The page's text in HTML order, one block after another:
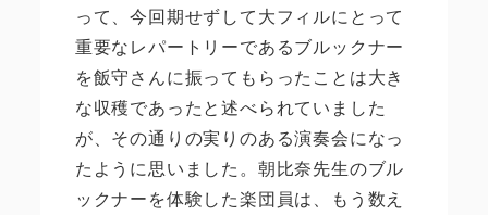
って、今回期せずして大フィルにとって
重要なレパートリーであるブルックナー
を飯守さんに振ってもらったことは大き
な収穫であったと述べられていました
が、その通りの実りのある演奏会になっ
たように思いました。朝比奈先生のブル
ックナーを体験した楽団員は、もう数え